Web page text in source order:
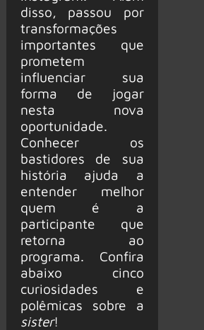
disso, passou por
transformações
importantes que
prometem
influenciar sua
forma de jogar
nesta nova
oportunidade.
Conhecer os
bastidores de sua
história ajuda a
entender melhor
quem é a
participante que
retorna ao
programa. Confira
abaixo cinco
curiosidades e
polêmicas sobre a
sister!